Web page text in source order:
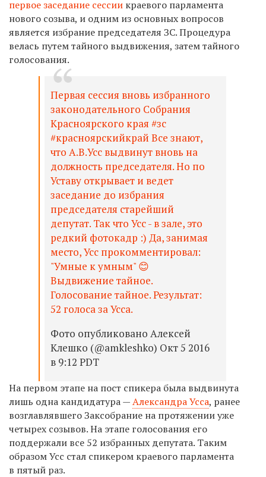
первое заседание сессии краевого парламента
нового созыва, и одним из основных вопросов
является избрание председателя ЗС. Процедура
велась путем тайного выдвижения, затем тайного
голосования.
Первая сессия вновь избранного
законодательного Собрания
Красноярского края #зс
#красноярскийкрай Все знают,
что А.В.Усс выдвинут вновь на
должность председателя. Но по
Уставу открывает и ведет
заседание до избрания
председателя старейший
депутат. Так что Усс - в зале, это
редкий фотокадр :) Да, занимая
место, Усс прокомментировал:
"Умные к умным" 😊
Выдвижение тайное.
Голосование тайное. Результат:
52 голоса за Усса.
Фото опубликовано Алексей
Клешко (@amkleshko) Окт 5 2016
в 9:12 PDT
На первом этапе на пост спикера была выдвинута
лишь одна кандидатура —Александра Усса, ранее
возглавлявшего Заксобрание на протяжении уже
четырех созывов. На этапе голосования его
поддержали все 52 избранных депутата. Таким
образом Усс стал спикером краевого парламента
в пятый раз.